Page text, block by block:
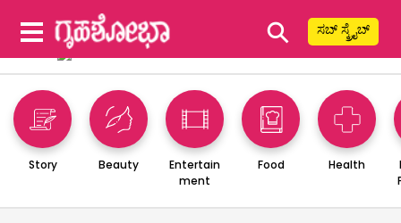
⚲ ಸಬ್ ಸ್ಕ್ರೈಬ್
Story Beauty
Entertain
ment
Food Health